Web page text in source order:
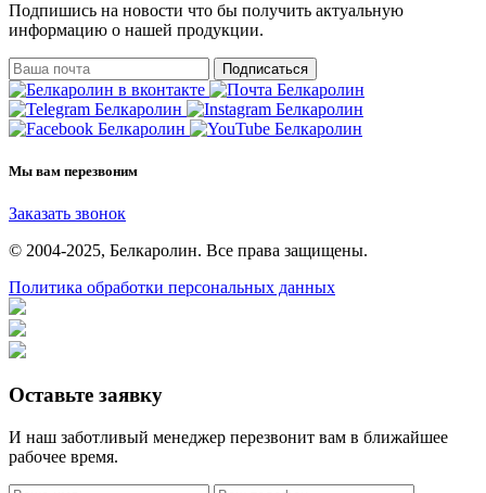
Подпишись на новости что бы получить актуальную
информацию о нашей продукции.
Подписаться
Мы вам перезвоним
Заказать звонок
© 2004-2025, Белкаролин. Все права защищены.
Политика обработки персональных данных
Оставьте заявку
И наш заботливый менеджер перезвонит вам в ближайшее
рабочее время.